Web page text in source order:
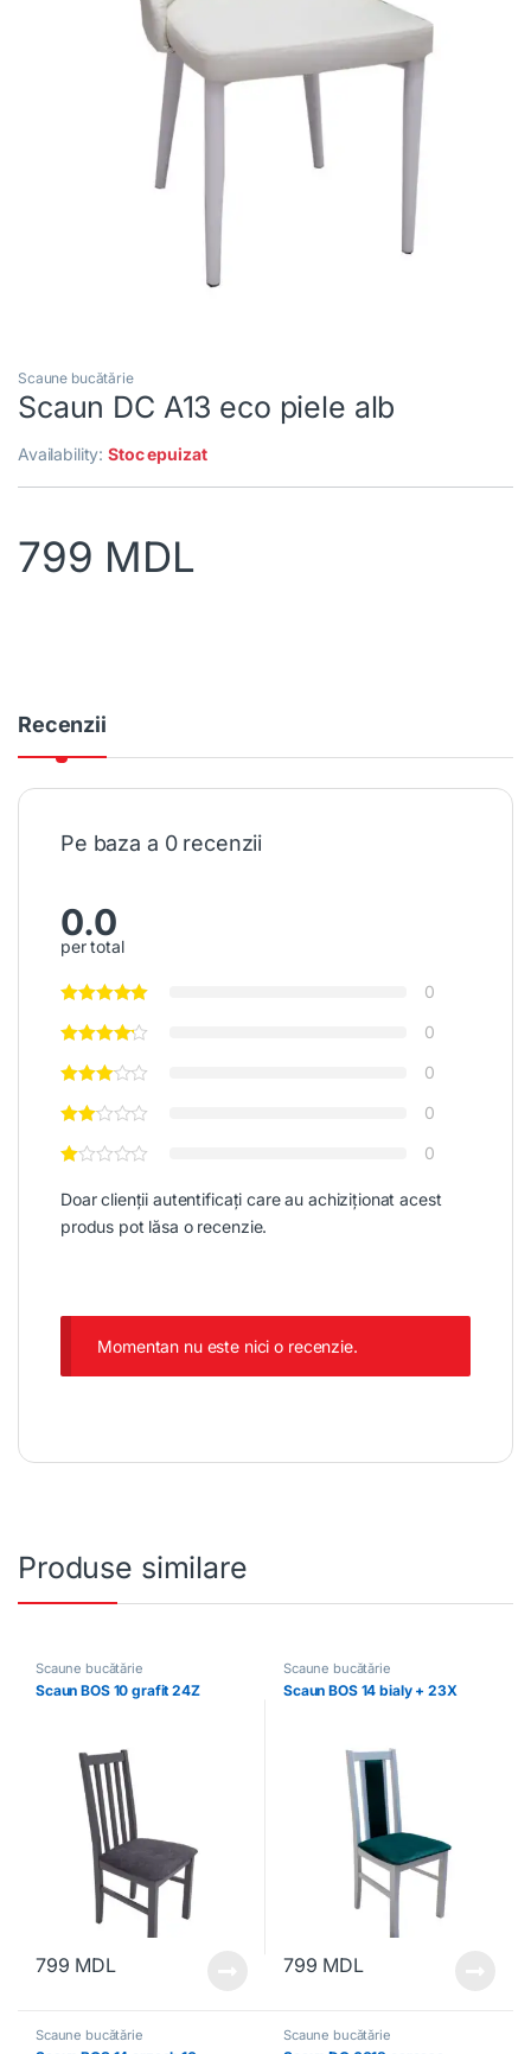
Scaune bucătărie
Scaun DC A13 eco piele alb
Availability:Stoc epuizat
799 MDL
Recenzii
Pe baza a 0 recenzii
0.0
per total
0
0
0
0
0
Doar clienții autentificați care au achiziționat acest
produs pot lăsa o recenzie.
Momentan nu este nici o recenzie.
Produse similare
Scaune bucătărie
Scaun BOS 10 grafit 24Z
799 MDL
Scaune bucătărie
Scaun BOS 14 bialy + 23X
799 MDL
Scaune bucătărie Scaune bucătărie